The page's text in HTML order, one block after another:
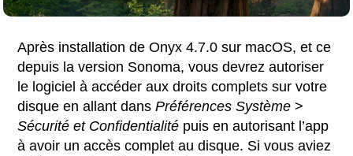
Après installation de Onyx 4.7.0 sur macOS, et ce
depuis la version Sonoma, vous devrez autoriser
le logiciel à accéder aux droits complets sur votre
disque en allant dansPréférences Système >
Sécurité et Confidentialité puis en autorisant l’app
à avoir un accès complet au disque. Si vous aviez